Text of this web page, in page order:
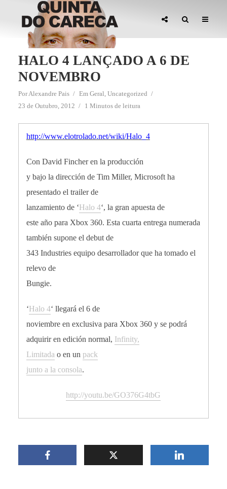
HALO 4 LANÇADO A 6 DE
NOVEMBRO
PorAlexandre Pais Em Geral, Uncategorized
23 de Outubro, 2012
1 Minutos de leitura
http://www.elotrolado.net/wiki/Halo_4
Con David Fincher en la producción
y bajo la dirección de Tim Miller, Microsoft ha
presentado el trailer de
lanzamiento de ‘Halo 4‘, la gran apuesta de
este año para Xbox 360. Esta cuarta entrega numerada
también supone el debut de
343 Industries equipo desarrollador que ha tomado el
relevo de
Bungie.
‘Halo 4‘ llegará el 6 de
noviembre en exclusiva para Xbox 360 y se podrá
adquirir en edición normal, Infinity,
Limitada o en un pack
junto a la consola.
http://youtu.be/GO376G4tbG